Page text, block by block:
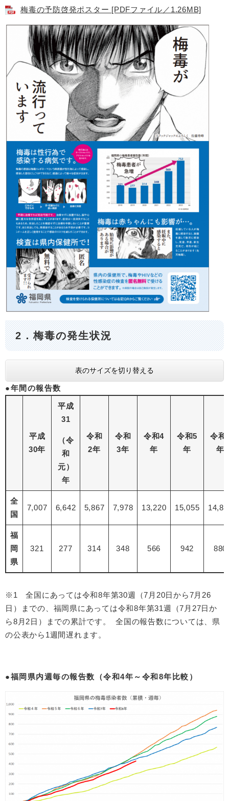
梅毒の予防啓発ポスター [PDFファイル／1.26MB]
2．梅毒の発生状況
表のサイズを切り替える
●年間の報告数
平成
30年
平成
31
（令
和
元）
年
令和
2年
令和
3年
令和4
年
令和5
年
令和
年
全
国
7,007 6,642 5,867 7,978 13,220 15,055
福
岡
県
321 277 314 348 566 942 880
※1 全国にあっては令和8年第30週（7月20日から7月26
日）までの、福岡県にあっては令和8年第31週（7月27日か
ら8月2日）までの累計です。 全国の報告数については、県
の公表から1週間遅れます。
●福岡県内週毎の報告数（令和4年～令和8年比較）